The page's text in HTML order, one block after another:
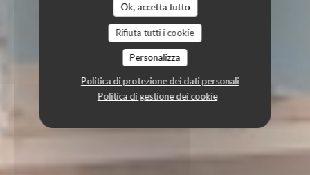
Ok, accetta tutto
Rifiuta tutti i cookie
Personalizza
Politica di protezione dei dati personali
Politica di gestione dei cookie